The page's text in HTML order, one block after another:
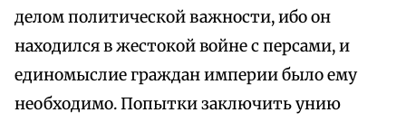
делом политической важности, ибо он
находился в жестокой войне с персами, и
единомыслие граждан империи было ему
необходимо. Попытки заключить унию